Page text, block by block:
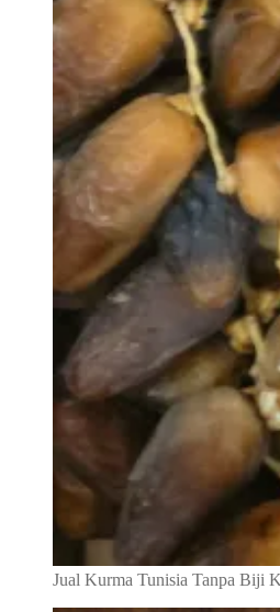
Jual Kurma Tunisia Tanpa Biji